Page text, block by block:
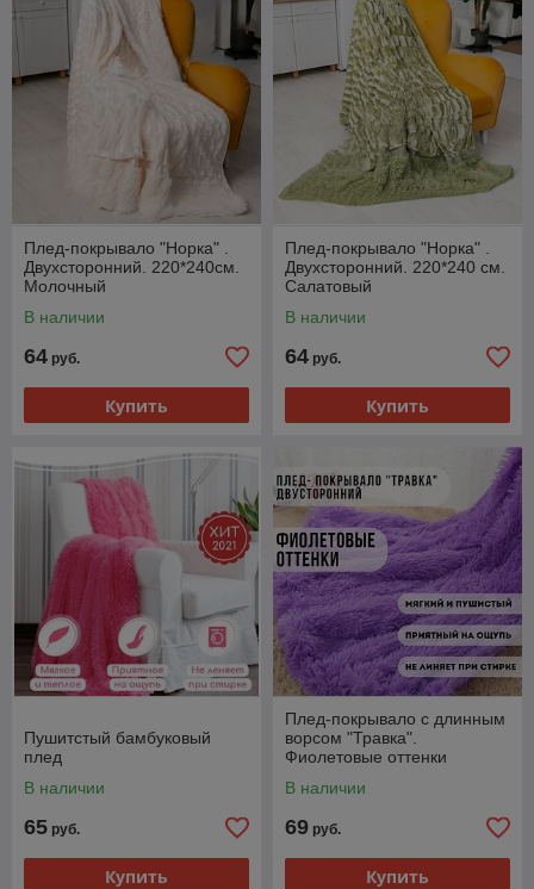
Плед-покрывало "Норка" .
Двухсторонний. 220*240см.
Молочный
В наличии
64 руб.
Купить
Плед-покрывало "Норка" .
Двухсторонний. 220*240 см.
Салатовый
В наличии
64 руб.
Купить
Пушитстый бамбуковый
плед
В наличии
65 руб.
Купить
Плед-покрывало с длинным
ворсом "Травка".
Фиолетовые оттенки
В наличии
69 руб.
Купить